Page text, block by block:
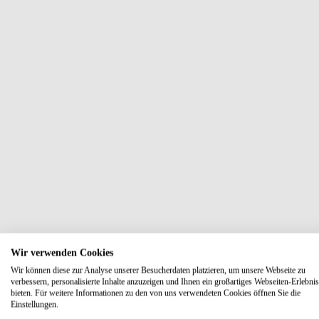
Wir verwenden Cookies
Wir können diese zur Analyse unserer Besucherdaten platzieren, um unsere Webseite zu
verbessern, personalisierte Inhalte anzuzeigen und Ihnen ein großartiges Webseiten-
bieten. Für weitere Informationen zu den von uns verwendeten Cookies öffnen Sie die
Einstellungen.